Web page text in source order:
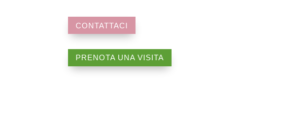
CONTATTACI
PRENOTA UNA VISITA